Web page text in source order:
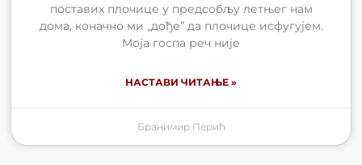
поставих плочице у предсобљу летњег нам
дома, коначно ми „дође” да плочице исфугујем.
Моја госпа реч није
НАСТАВИ ЧИТАЊЕ »
Бранимир Перић